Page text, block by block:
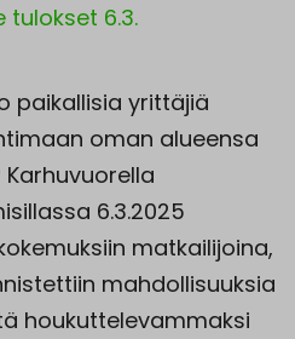
6.3.
paikallisia yrittäjiä
oman alueensa
6.3.2025
matkailijoina,
mahdollisuuksia
houkuttelevammaksi